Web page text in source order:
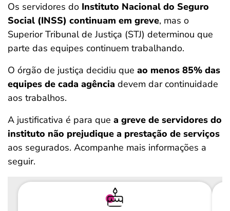
Os servidores do Instituto Nacional do Seguro
Social (INSS) continuam em greve, mas o
Superior Tribunal de Justiça (STJ) determinou que
parte das equipes continuem trabalhando.
O órgão de justiça decidiu que ao menos 85% das
equipes de cada agência devem dar continuidade
aos trabalhos.
A justificativa é para que a greve de servidores do
instituto não prejudique a prestação de serviços
aos segurados. Acompanhe mais informações a
seguir.